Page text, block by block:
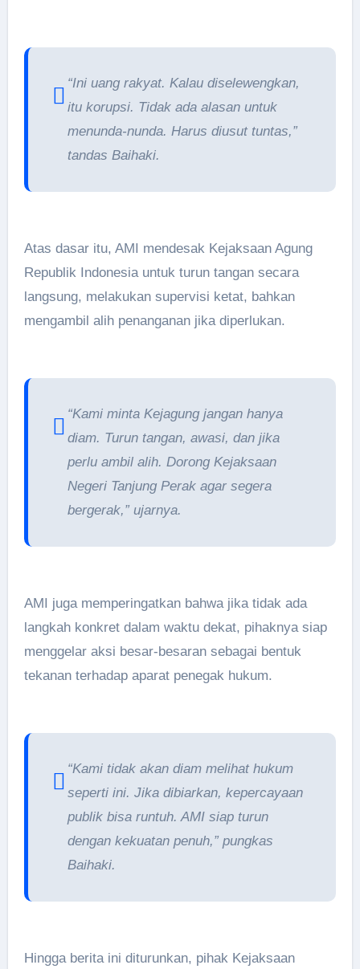
“Ini uang rakyat. Kalau diselewengkan,
itu korupsi. Tidak ada alasan untuk
menunda-nunda. Harus diusut tuntas,”
tandas Baihaki.
Atas dasar itu, AMI mendesak Kejaksaan Agung
Republik Indonesia untuk turun tangan secara
langsung, melakukan supervisi ketat, bahkan
mengambil alih penanganan jika diperlukan.
“Kami minta Kejagung jangan hanya
diam. Turun tangan, awasi, dan jika
perlu ambil alih. Dorong Kejaksaan
Negeri Tanjung Perak agar segera
bergerak,” ujarnya.
AMI juga memperingatkan bahwa jika tidak ada
langkah konkret dalam waktu dekat, pihaknya siap
menggelar aksi besar-besaran sebagai bentuk
tekanan terhadap aparat penegak hukum.
“Kami tidak akan diam melihat hukum
seperti ini. Jika dibiarkan, kepercayaan
publik bisa runtuh. AMI siap turun
dengan kekuatan penuh,” pungkas
Baihaki.
Hingga berita ini diturunkan, pihak Kejaksaan